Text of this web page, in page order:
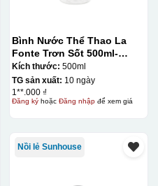
Bình Nước Thể Thao La
Fonte Trơn Sốt 500ml-
010009
Kích thước: 500ml
TG sản xuất: 10 ngày
1**.000 ₫
Đăng kýhoặc Đăng nhậpđể xem giá
Nồi lẻ Sunhouse